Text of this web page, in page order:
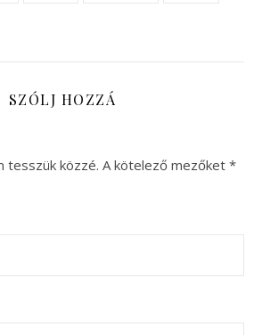
SZÓLJ HOZZÁ
tesszük közzé. A kötelező mezőket *